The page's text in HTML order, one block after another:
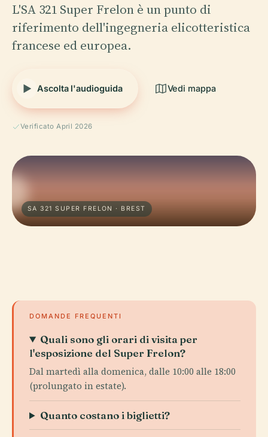
L'SA 321 Super Frelon è un punto di
riferimento dell'ingegneria elicotteristica
francese ed europea.
Ascolta l'audioguida Vedi mappa
Verificato April 2026
SA 321 SUPER FRELON · BREST
DOMANDE FREQUENTI
Quali sono gli orari di visita per
l'esposizione del Super Frelon?
Dal martedì alla domenica, dalle 10:00 alle 18:00
(prolungato in estate).
Quanto costano i biglietti?